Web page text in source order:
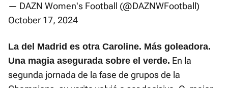
— DAZN Women's Football (@DAZNWFootball)
October 17, 2024
La del Madrid es otra Caroline. Más goleadora.
Una magia asegurada sobre el verde. En la
segunda jornada de la fase de grupos de la